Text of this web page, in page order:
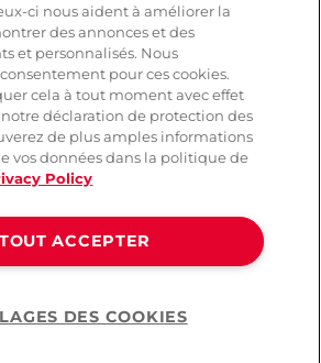
Obsessive Victoria
Kimono Robe de
ci nous aident à améliorer la
des annonces et des
et personnalisés. Nous
pour ces cookies.
cela à tout moment avec effet
déclaration de protection des
de plus amples informations
vos données dans la politique de
Policy
TOUT ACCEPTER
DES COOKIES